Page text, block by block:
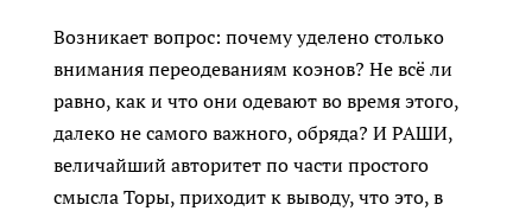
Возникает вопрос: почему уделено столько
внимания переодеваниям коэнов? Не всё ли
равно, как и что они одевают во время этого,
далеко не самого важного, обряда? И РАШИ,
величайший авторитет по части простого
смысла Торы, приходит к выводу, что это, в